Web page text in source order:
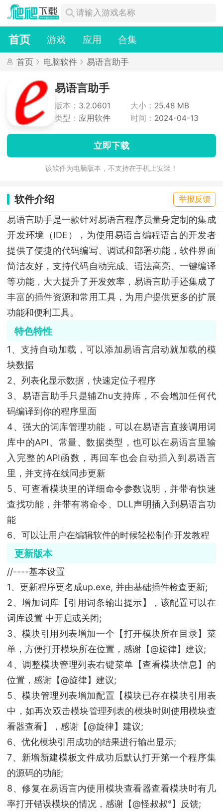
首页 游戏 应用 合集
首页 电脑软件 易语言助手
易语言助手
版本： 3.2.0601 大小： 25.48 MB
类型： 应用软件 时间： 2024-04-13
立即下载
该软件为电脑版本，不支持在手机上安装！
软件介绍 举报反馈
易语言助手是一款针对易语言程序员量身定制的集成
开发环境（IDE），为使用易语言编程语言的开发者
提供了便捷的代码编写、调试和部署功能，软件界面
简洁友好，支持代码自动完成、语法高亮、一键编译
等功能，大大提升了开发效率，易语言助手还集成了
丰富的插件资源和常用工具，为用户提供更多的扩展
功能和便利工具。
特色特性
1、支持自动加载，可以添加易语言启动就加载的模
块数据
2、列表化显示数据，快速定位子程序
3、易语言助手只是辅Zhu支持库，不会增加任何代
码编译到你的程序里面
4、强大的词库管理功能，可以在易语言直接调用词
库中的API、常量、数据类型，也可以在易语言里输
入完整的API函数，再回车也会自动插入到易语言
里，并支持在线同步更新
5、可查看模块里的详细命令参数说明，并带有快速
查找功能，并带有将命令、DLL声明插入到易语言功
能
6、可以让用户在编辑软件的时候轻松制作开发教程
更新版本
//----基本设置
1、更新程序更名成up.exe, 并由基础插件检查更新;
2、增加词库【引用词条输出提示】，该配置可以在
词库设置 中开启或关闭;
3、模块引用列表增加一个【打开模块所在目录】菜
单，方便打开模块所在位置，感谢【@旋律】建议;
4、调整模块管理列表右键菜单【查看模块信息】的
位置，感谢【@旋律】建议;
5、模块管理列表增加配置【模块已存在模块引用表
中，如再次双击模块管理列表的模块时则使用模块查
看器查看】，感谢【@旋律】建议;
6、优化模块引用成功的结果进行输出显示;
7、新增新建模板文件成功后默认打开第一个程序集
的源码的功能;
8、修复在易语言内使用模块查看器查看模块时有几
率打开错误模块的情况，感谢【@怪叔叔°】反馈;